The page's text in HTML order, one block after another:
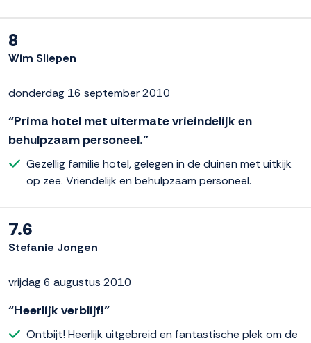
8
Wim Sliepen
donderdag 16 september 2010
“Prima hotel met uitermate vrieindelijk en
behulpzaam personeel.”
Gezellig familie hotel, gelegen in de duinen met uitkijk
op zee. Vriendelijk en behulpzaam personeel.
7.6
Stefanie Jongen
vrijdag 6 augustus 2010
“Heerlijk verblijf!”
Ontbijt! Heerlijk uitgebreid en fantastische plek om de